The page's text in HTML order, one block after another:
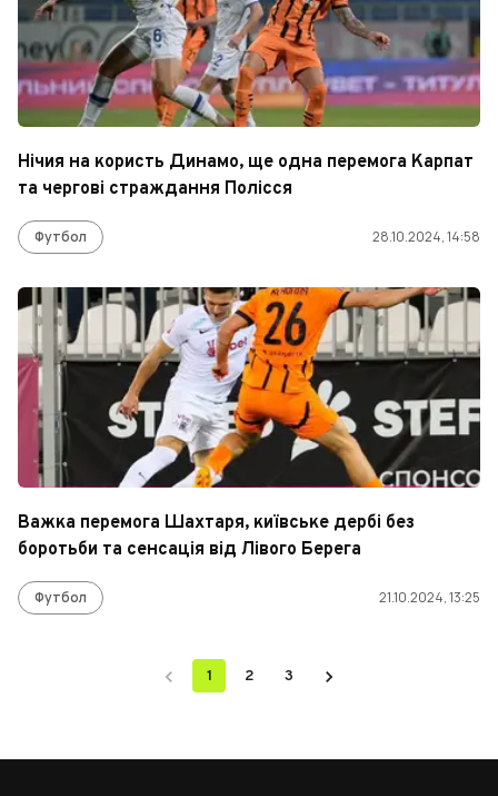
Нічия на користь Динамо, ще одна перемога Карпат
та чергові страждання Полісся
Футбол 28.10.2024, 14:58
Важка перемога Шахтаря, київське дербі без
боротьби та сенсація від Лівого Берега
Футбол 21.10.2024, 13:25
1 2 3